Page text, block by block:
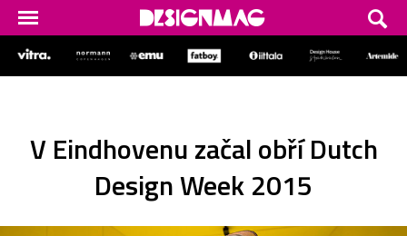
V Eindhovenu začal obří Dutch
Design Week 2015